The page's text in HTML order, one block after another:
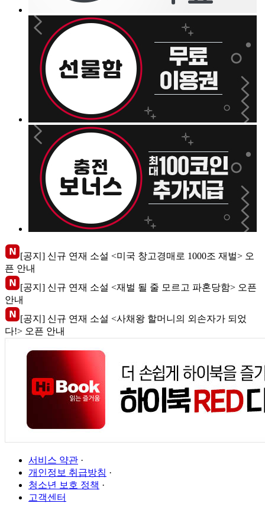
[공지] 신규 연재 소설 <미국 창고경매로 1000조 재벌> 오
픈 안내
[공지] 신규 연재 소설 <재벌 될 줄 모르고 파혼당함> 오픈
안내
[공지] 신규 연재 소설 <사채왕 할머니의 외손자가 되었
다!> 오픈 안내
서비스 약관 ·
개인정보 취급방침 ·
청소년 보호 정책 ·
고객센터